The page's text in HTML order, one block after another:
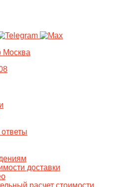
доставки
расчет стоимости